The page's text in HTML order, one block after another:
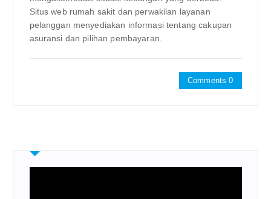
Situs web rumah sakit dan perwakilan layanan
pelanggan menyediakan informasi tentang cakupan
asuransi dan pilihan pembayaran.
Comments 0